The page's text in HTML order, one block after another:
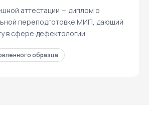
аттестации — диплом о
переподготовке МИП, дающий
в сфере дефектологии.
образца